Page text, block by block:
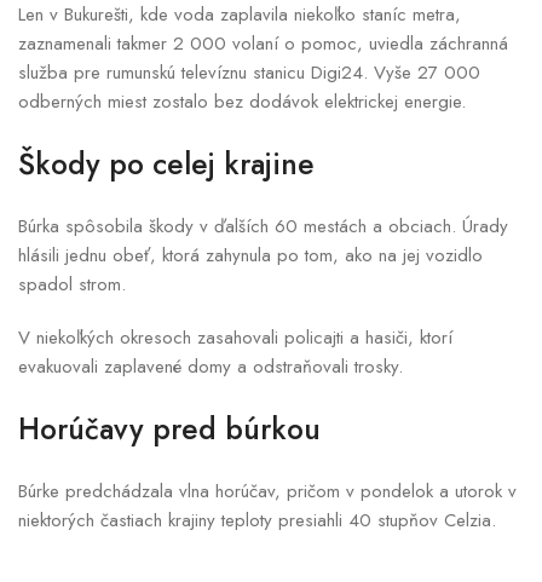
Len v Bukurešti, kde voda zaplavila niekoľko staníc metra,
zaznamenali takmer 2 000 volaní o pomoc, uviedla záchranná
služba pre rumunskú televíznu stanicu Digi24. Vyše 27 000
odberných miest zostalo bez dodávok elektrickej energie.
Škody po celej krajine
Búrka spôsobila škody v ďalších 60 mestách a obciach. Úrady
hlásili jednu obeť, ktorá zahynula po tom, ako na jej vozidlo
spadol strom.
V niekoľkých okresoch zasahovali policajti a hasiči, ktorí
evakuovali zaplavené domy a odstraňovali trosky.
Horúčavy pred búrkou
Búrke predchádzala vlna horúčav, pričom v pondelok a utorok v
niektorých častiach krajiny teploty presiahli 40 stupňov Celzia.